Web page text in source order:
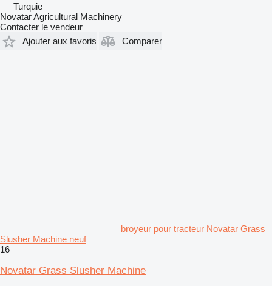
Turquie
Novatar Agricultural Machinery
Contacter le vendeur
Ajouter aux favoris
Comparer
broyeur pour tracteur Novatar Grass
Slusher Machine neuf
16
Novatar Grass Slusher Machine